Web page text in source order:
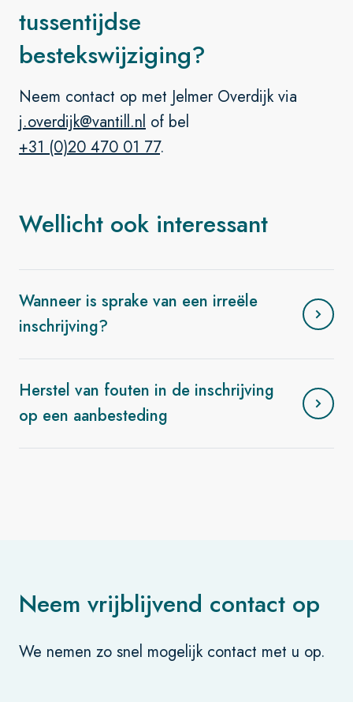
tussentijdse
bestekswijziging?
Neem contact op met Jelmer Overdijk via
j.overdijk@vantill.nl of bel
+31 (0)20 470 01 77.
Wellicht ook interessant
Wanneer is sprake van een irreële
inschrijving?
Herstel van fouten in de inschrijving
op een aanbesteding
Neem vrijblijvend contact op
We nemen zo snel mogelijk contact met u op.